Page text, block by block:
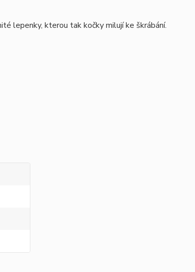
lepenky, kterou tak kočky milují ke škrábání.